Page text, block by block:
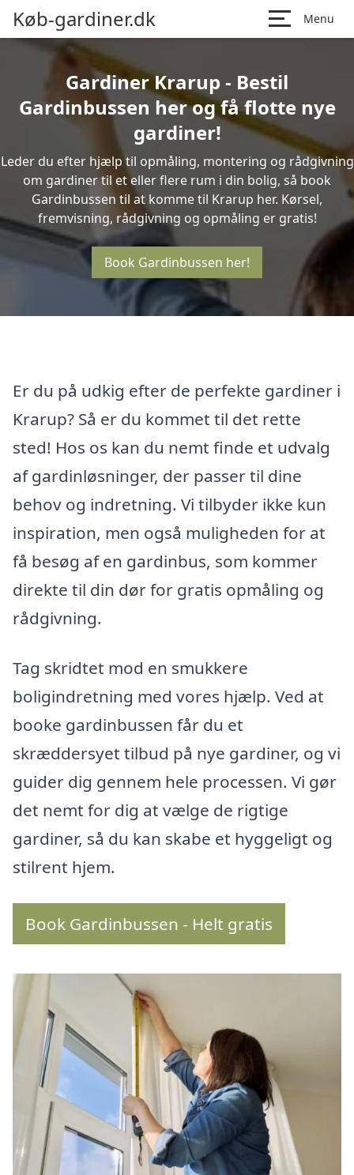
Køb-gardiner.dk Menu
Gardiner Krarup - Bestil
Gardinbussen her og få flotte nye
gardiner!
Leder du efter hjælp til opmåling, montering og rådgivning
om gardiner til et eller flere rum i din bolig, så book
Gardinbussen til at komme til Krarup her. Kørsel,
fremvisning, rådgivning og opmåling er gratis!
Book Gardinbussen her!
Er du på udkig efter de perfekte gardiner i
Krarup? Så er du kommet til det rette
sted! Hos os kan du nemt finde et udvalg
af gardinløsninger, der passer til dine
behov og indretning. Vi tilbyder ikke kun
inspiration, men også muligheden for at
få besøg af en gardinbus, som kommer
direkte til din dør for gratis opmåling og
rådgivning.
Tag skridtet mod en smukkere
boligindretning med vores hjælp. Ved at
booke gardinbussen får du et
skræddersyet tilbud på nye gardiner, og vi
guider dig gennem hele processen. Vi gør
det nemt for dig at vælge de rigtige
gardiner, så du kan skabe et hyggeligt og
stilrent hjem.
Book Gardinbussen - Helt gratis